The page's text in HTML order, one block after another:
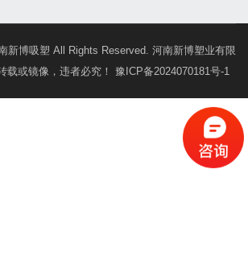
新博吸塑 All Rights Reserved. 河南新博塑业有限
载或镜像，违者必究！ 豫ICP备2024070181号-1